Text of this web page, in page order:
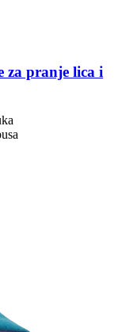
za pranje lica i